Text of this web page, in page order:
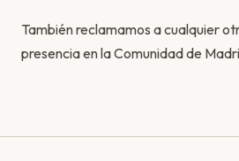
También reclamamos a cualquier
presencia en la Comunidad de